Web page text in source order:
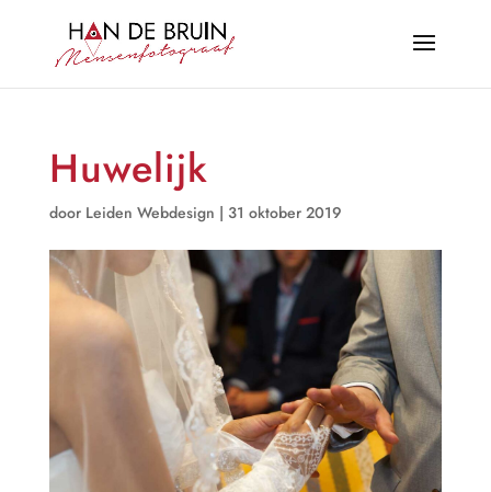
Huwelijk
door Leiden Webdesign | 31 oktober 2019